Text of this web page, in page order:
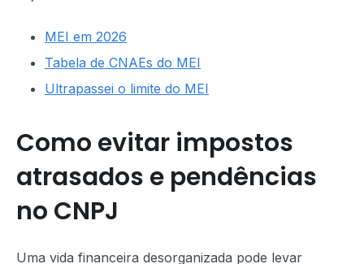
MEI em 2026
Tabela de CNAEs do MEI
Ultrapassei o limite do MEI
Como evitar impostos
atrasados e pendências
no CNPJ
Uma vida financeira desorganizada pode levar